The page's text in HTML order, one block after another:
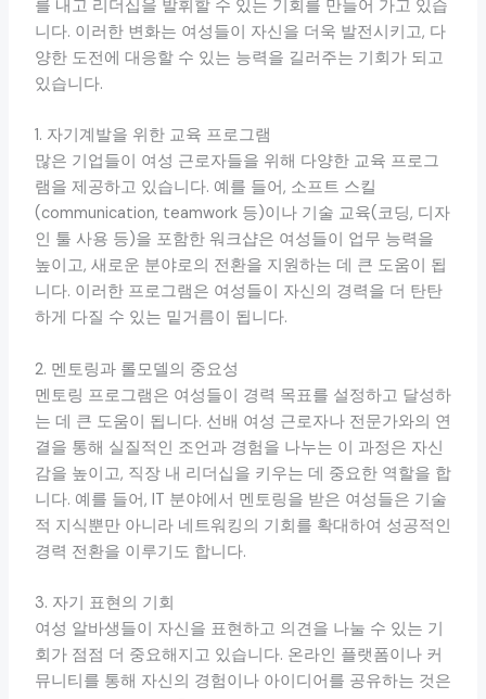
를 내고 리더십을 발휘할 수 있는 기회를 만들어 가고 있습
니다. 이러한 변화는 여성들이 자신을 더욱 발전시키고, 다
양한 도전에 대응할 수 있는 능력을 길러주는 기회가 되고
있습니다.
1. 자기계발을 위한 교육 프로그램
많은 기업들이 여성 근로자들을 위해 다양한 교육 프로그
램을 제공하고 있습니다. 예를 들어, 소프트 스킬
(communication, teamwork 등)이나 기술 교육(코딩, 디자
인 툴 사용 등)을 포함한 워크샵은 여성들이 업무 능력을
높이고, 새로운 분야로의 전환을 지원하는 데 큰 도움이 됩
니다. 이러한 프로그램은 여성들이 자신의 경력을 더 탄탄
하게 다질 수 있는 밑거름이 됩니다.
2. 멘토링과 롤모델의 중요성
멘토링 프로그램은 여성들이 경력 목표를 설정하고 달성하
는 데 큰 도움이 됩니다. 선배 여성 근로자나 전문가와의 연
결을 통해 실질적인 조언과 경험을 나누는 이 과정은 자신
감을 높이고, 직장 내 리더십을 키우는 데 중요한 역할을 합
니다. 예를 들어, IT 분야에서 멘토링을 받은 여성들은 기술
적 지식뿐만 아니라 네트워킹의 기회를 확대하여 성공적인
경력 전환을 이루기도 합니다.
3. 자기 표현의 기회
여성 알바생들이 자신을 표현하고 의견을 나눌 수 있는 기
회가 점점 더 중요해지고 있습니다. 온라인 플랫폼이나 커
뮤니티를 통해 자신의 경험이나 아이디어를 공유하는 것은